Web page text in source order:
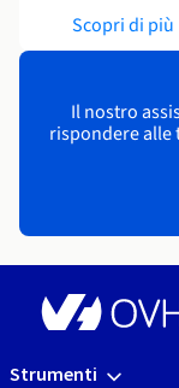
Scopri di più
Il nostro
rispondere alle
Strumenti